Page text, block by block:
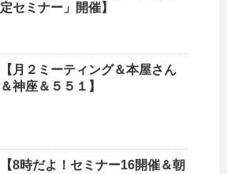
定セミナー」開催】
【月２ミーティング＆本屋さん
＆神座＆５５１】
【8時だよ！セミナー16開催＆朝